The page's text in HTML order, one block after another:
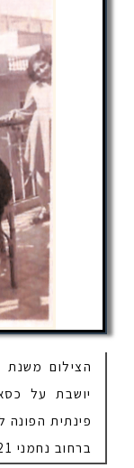
יושבת על
פינתית הפונה
ברחוב נחמני 21.